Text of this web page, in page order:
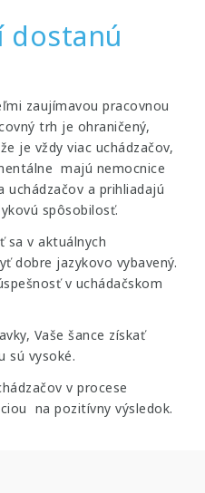
dostanú
zaujímavou pracovnou
trh je ohraničený,
je vždy viac uchádzačov,
majú nemocnice
a prihliadajú
spôsobilosť.
v aktuálnych
dobre jazykovo vybavený.
v uchádačskom
Vaše šance získať
sú vysoké.
v procese
na pozitívny výsledok.